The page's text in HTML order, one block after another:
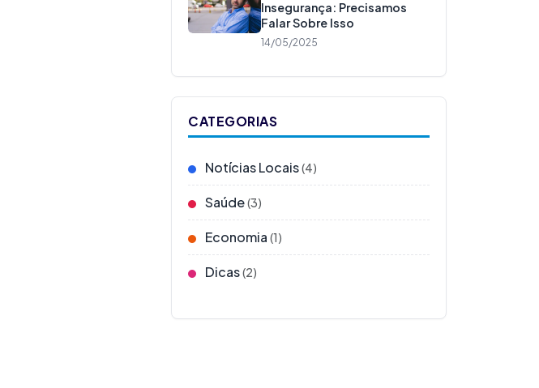
Insegurança: Precisamos
Falar Sobre Isso
14/05/2025
CATEGORIAS
Notícias Locais(4)
Saúde(3)
Economia (1)
Dicas(2)